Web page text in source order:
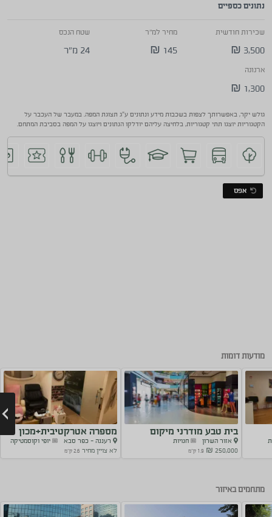
נתונים כספיים
שכירות חודשית
3,500 ₪
מחיר למ"ר
145 ₪
שטח הנכס
24 מ"ר
ארנונה
1,300 ₪
גולש יקר, באפשרותך לצפות בשכבות מידע ונתונים ע"ג תצוגת המפה. במעבר של העכבר על
הקטגוריות יוצגו תתי קטגוריות, בלחיצה עליהם יודלקו הנתונים ויוצגו על המפה בסביבת המתחם.
אפס
מודעות דומות
בית טבע מודרני מיקום
מנצח...
אזור השרון
חנויות
250,000 ₪
1.9 ק"מ
מספרה אטרקטיבית+מכון
אסתטיקה
רעננה - כפר סבא
יופי וקוסמטיקה
לא צויין מחיר 2.6 ק"מ
מתחמים באיזור